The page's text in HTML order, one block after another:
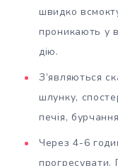
швидко
проникають у
дію.
З’являються
шлунку,
печія,
Через 4-6
прогресувати.